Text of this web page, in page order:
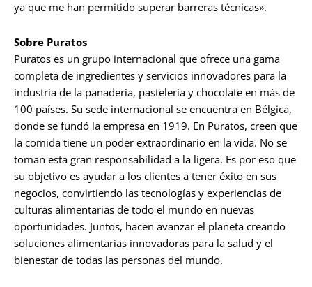
ya que me han permitido superar barreras técnicas».
Sobre Puratos
Puratos es un grupo internacional que ofrece una gama
completa de ingredientes y servicios innovadores para la
industria de la panadería, pastelería y chocolate en más de
100 países. Su sede internacional se encuentra en Bélgica,
donde se fundó la empresa en 1919. En Puratos, creen que
la comida tiene un poder extraordinario en la vida. No se
toman esta gran responsabilidad a la ligera. Es por eso que
su objetivo es ayudar a los clientes a tener éxito en sus
negocios, convirtiendo las tecnologías y experiencias de
culturas alimentarias de todo el mundo en nuevas
oportunidades. Juntos, hacen avanzar el planeta creando
soluciones alimentarias innovadoras para la salud y el
bienestar de todas las personas del mundo.